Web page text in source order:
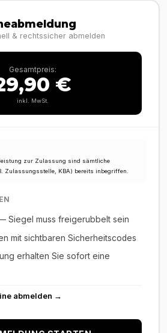
& rechtssicher abmelden
Gesamtpreis:
€
inkl. MwSt.
zur Zulassung sind sämtliche
Zulassungsstelle, KBA) bereits inbegriffen.
Siegel muss freigerubbelt sein
mit sichtbaren Sicherheitscodes
erhalten Sie sofort eine
abmelden →